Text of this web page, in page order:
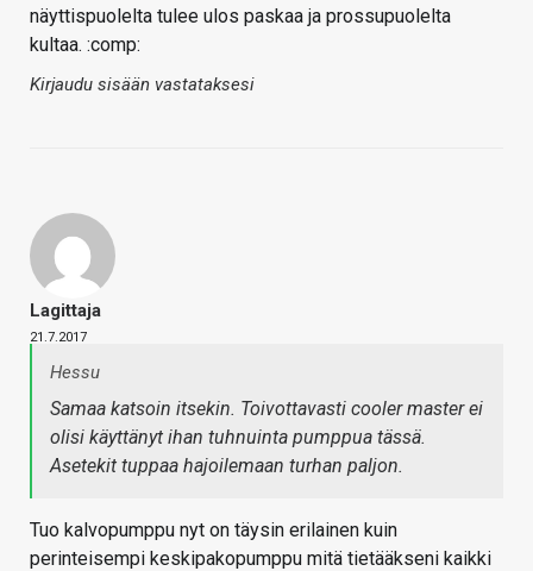
näyttispuolelta tulee ulos paskaa ja prossupuolelta
kultaa. :comp:
Kirjaudu sisään vastataksesi
Lagittaja
21.7.2017
Hessu
Samaa katsoin itsekin. Toivottavasti cooler master ei
olisi käyttänyt ihan tuhnuinta pumppua tässä.
Asetekit tuppaa hajoilemaan turhan paljon.
Tuo kalvopumppu nyt on täysin erilainen kuin
perinteisempi keskipakopumppu mitä tietääkseni kaikki